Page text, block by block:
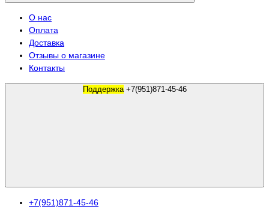
О нас
Оплата
Доставка
Отзывы о магазине
Контакты
Поддержка +7(951)871-45-46
+7(951)871-45-46